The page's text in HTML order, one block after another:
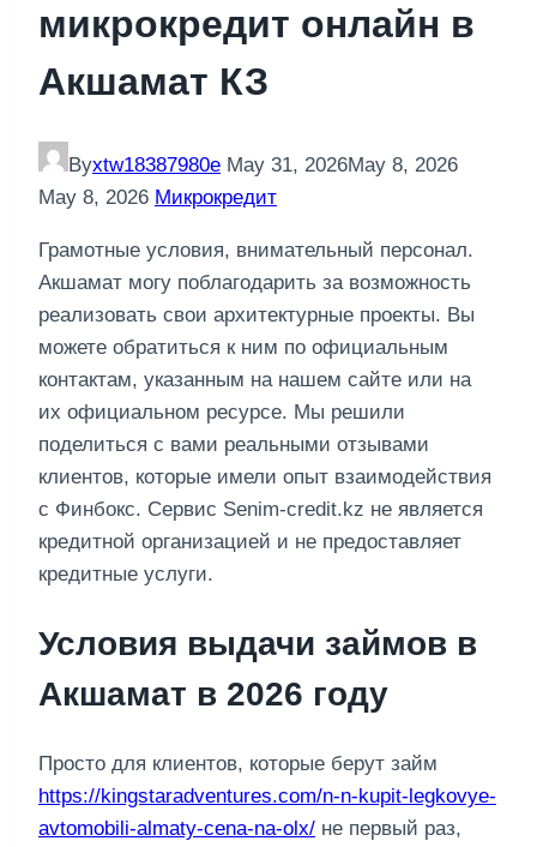
микрокредит онлайн в
Акшамат КЗ
Byxtw18387980e May 31, 2026May 8, 2026
May 8, 2026 Микрокредит
Грамотные условия, внимательный персонал.
Акшамат могу поблагодарить за возможность
реализовать свои архитектурные проекты. Вы
можете обратиться к ним по официальным
контактам, указанным на нашем сайте или на
их официальном ресурсе. Мы решили
поделиться с вами реальными отзывами
клиентов, которые имели опыт взаимодействия
с Финбокс. Сервис Senim-credit.kz не является
кредитной организацией и не предоставляет
кредитные услуги.
Условия выдачи займов в
Акшамат в 2026 году
Просто для клиентов, которые берут займ
https://kingstaradventures.com/n-n-kupit-legkovye-
avtomobili-almaty-cena-na-olx/ не первый раз,